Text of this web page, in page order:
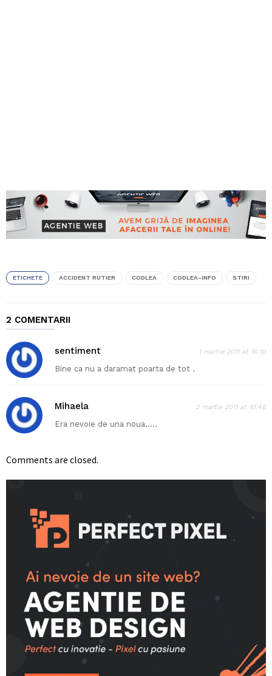
ETICHETE ACCIDENT RUTIER CODLEA CODLEA-INFO STIRI
2 COMENTARII
sentiment 1 martie 2011 at 16:10
Bine ca nu a daramat poarta de tot .
Mihaela 2 martie 2011 at 10:46
Era nevoie de una noua…..
Comments are closed.